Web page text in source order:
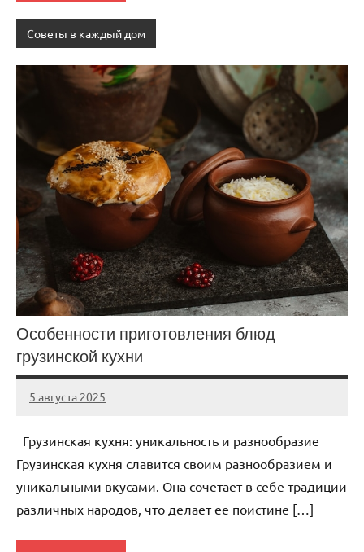
Советы в каждый дом
Особенности приготовления блюд
грузинской кухни
5 августа 2025
Avtor
Нет
Грузинская кухня: уникальность и разнообразие
Грузинская кухня славится своим разнообразием и
уникальными вкусами. Она сочетает в себе традиции
различных народов, что делает ее поистине […]